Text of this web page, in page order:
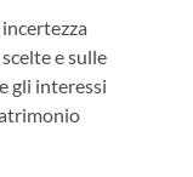
e sulle
gli interessi